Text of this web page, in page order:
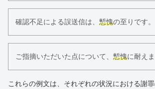
確認不足による誤送信は、 慙愧の至りです。
ご指摘いただいた点について、 慙愧に耐えま
これらの例文は、それぞれの状況における謝